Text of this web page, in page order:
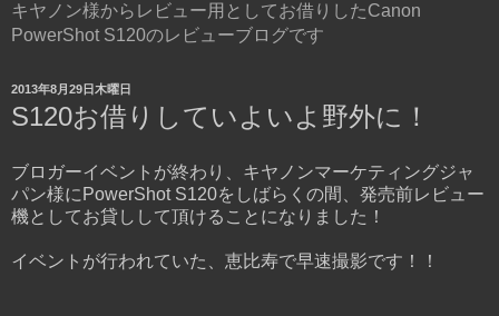
キヤノン様からレビュー用としてお借りしたCanon
PowerShot S120のレビューブログです
2013年8月29日木曜日
S120お借りしていよいよ野外に！
ブロガーイベントが終わり、キヤノンマーケティングジャ
パン様にPowerShot S120をしばらくの間、発売前レビュー
機としてお貸しして頂けることになりました！
イベントが行われていた、恵比寿で早速撮影です！！